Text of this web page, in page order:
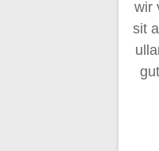
wir
sit